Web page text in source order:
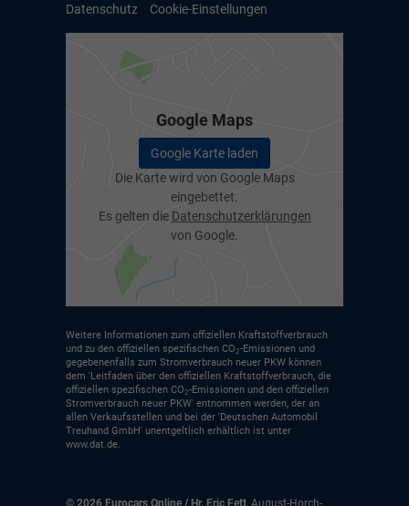
Datenschutz
Cookie-Einstellungen
Google Maps
Google Karte laden
Die Karte wird von Google Maps
eingebettet.
Es gelten die Datenschutzerklärungen
von Google.
Weitere Informationen zum offiziellen Kraftstoffverbrauch
und zu den offiziellen spezifischen CO2-Emissionen und
gegebenenfalls zum Stromverbrauch neuer PKW können
dem 'Leitfaden über den offiziellen Kraftstoffverbrauch, die
offiziellen spezifischen CO2-Emissionen und den offiziellen
Stromverbrauch neuer PKW' entnommen werden, der an
allen Verkaufsstellen und bei der 'Deutschen Automobil
Treuhand GmbH' unentgeltlich erhältlich ist unter
www.dat.de.
© 2026 Eurocars Online / Hr. Eric Fett August-Horch-